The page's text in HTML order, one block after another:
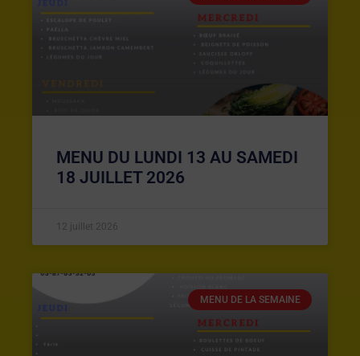
MENU DU LUNDI 13 AU SAMEDI
18 JUILLET 2026
12 juillet 2026
MENU DE LA SEMAINE